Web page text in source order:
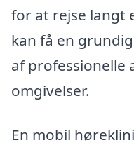
for at rejse langt
kan få en
af professionelle
omgivelser.
En mobil